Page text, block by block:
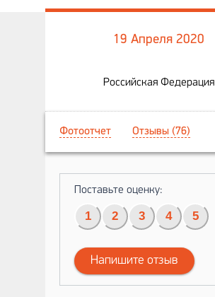
19 Апреля 2020
Российская Федерация
Фотоотчет Отзывы (76)
Поставьте оценку:
1 2 3 4 5
Напишите отзыв